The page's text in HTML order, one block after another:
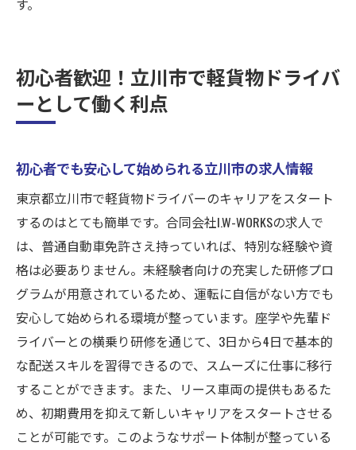
す。
初心者歓迎！立川市で軽貨物ドライバ
ーとして働く利点
初心者でも安心して始められる立川市の求人情報
東京都立川市で軽貨物ドライバーのキャリアをスタート
するのはとても簡単です。合同会社I.W-WORKSの求人で
は、普通自動車免許さえ持っていれば、特別な経験や資
格は必要ありません。未経験者向けの充実した研修プロ
グラムが用意されているため、運転に自信がない方でも
安心して始められる環境が整っています。座学や先輩ド
ライバーとの横乗り研修を通じて、3日から4日で基本的
な配送スキルを習得できるので、スムーズに仕事に移行
することができます。また、リース車両の提供もあるた
め、初期費用を抑えて新しいキャリアをスタートさせる
ことが可能です。このようなサポート体制が整っている